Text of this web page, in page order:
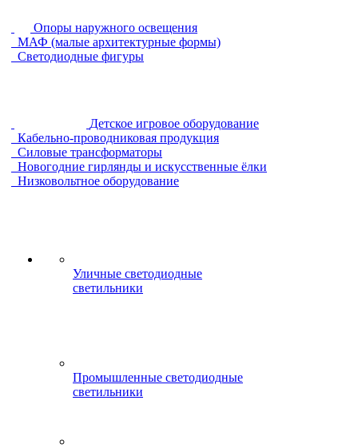
Опоры наружного освещения
МАФ (малые архитектурные формы)
Светодиодные фигуры
Детское игровое оборудование
Кабельно-проводниковая продукция
Силовые трансформаторы
Новогодние гирлянды и искусственные ёлки
Низковольтное оборудование
Уличные светодиодные
светильники
Промышленные светодиодные
светильники